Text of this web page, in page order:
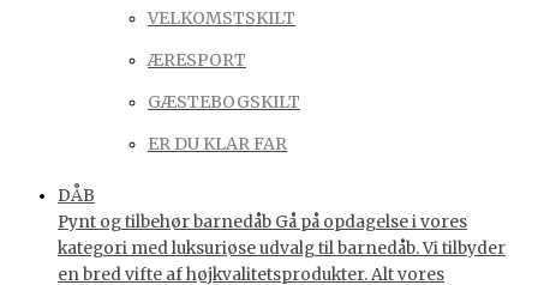
VELKOMSTSKILT
ÆRESPORT
GÆSTEBOGSKILT
ER DU KLAR FAR
DÅB
Pynt og tilbehør barnedåb Gå på opdagelse i vores
kategori med luksuriøse udvalg til barnedåb. Vi tilbyder
en bred vifte af højkvalitetsprodukter. Alt vores